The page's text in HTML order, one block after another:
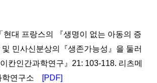
대 프랑스의 『생명이 없는 아동의 증
민사신분상의『생존가능성』을 둘러
칸인간과학연구』21: 103-118. 리츠메
학연구소 [PDF]